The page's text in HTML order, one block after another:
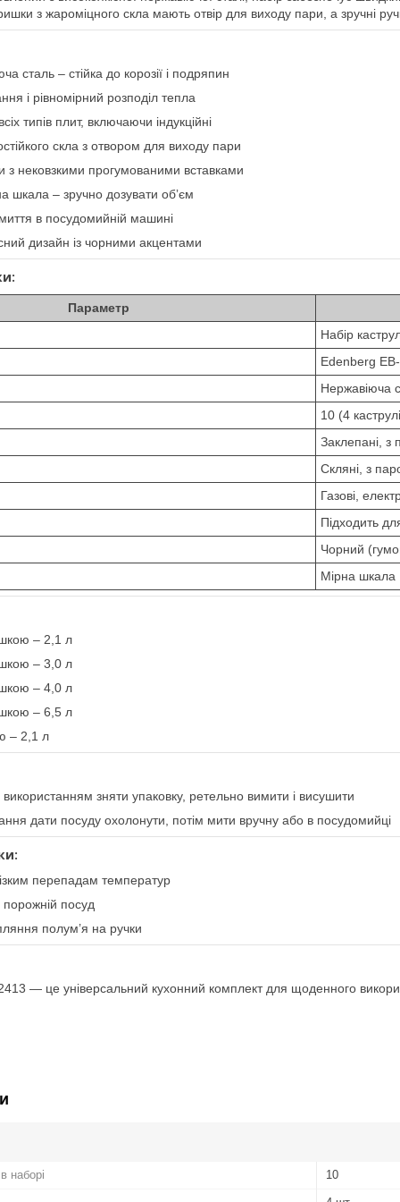
з жароміцного скла мають отвір для виходу пари, а зручні
сталь – стійка до корозії і подряпин
і рівномірний розподіл тепла
типів плит, включаючи індукційні
скла з отвором для виходу пари
з нековзкими прогумованими вставками
шкала – зручно дозувати обʼєм
в посудомийній машині
дизайн із чорними акцентами
Параметр
Набір
Edenberg
Нержавіюча
10 (4
Заклепані, з
Скляні, з
Газові,
Підходить
Чорний
Мірна шкала
– 2,1 л
– 3,0 л
– 4,0 л
– 6,5 л
– 2,1 л
зняти упаковку, ретельно вимити і висушити
дати посуду охолонути, потім мити вручну або в посудомийці
перепадам температур
порожній посуд
полум’я на ручки
— це універсальний кухонний комплект для щоденного
наборі 10